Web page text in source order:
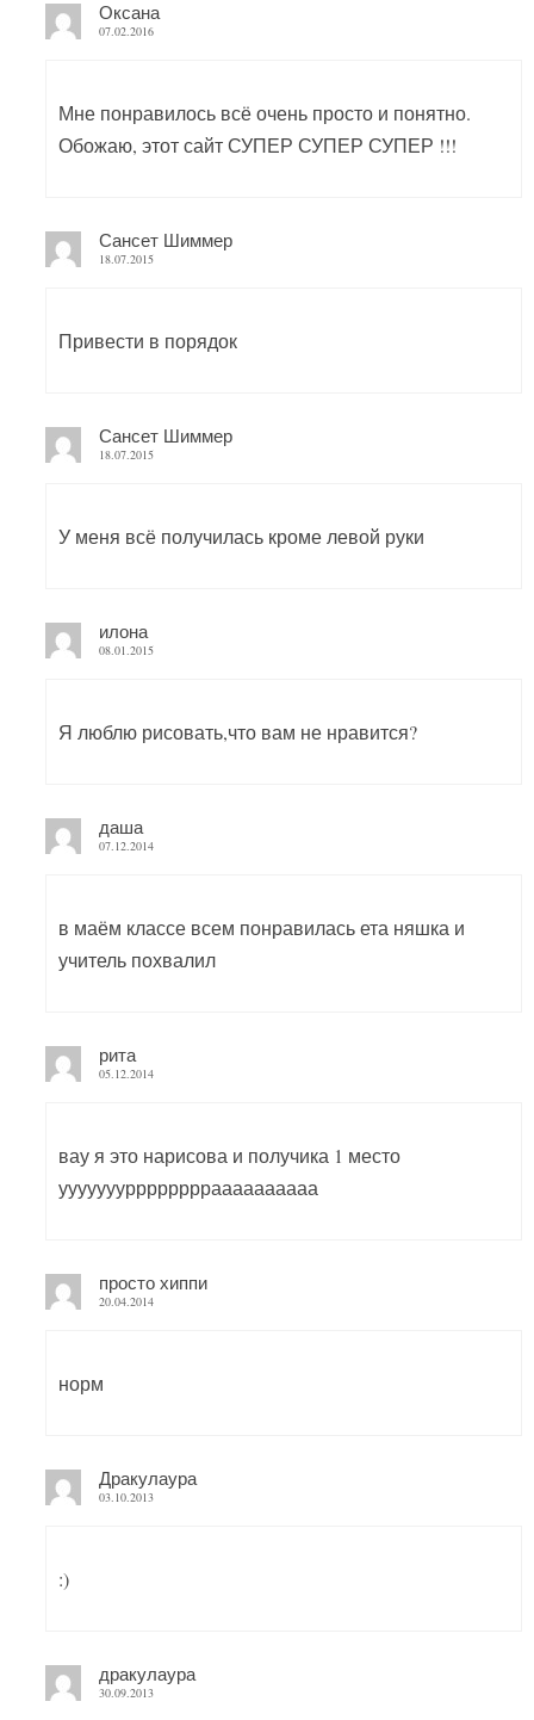
Оксана
07.02.2016
Мне понравилось всё очень просто и понятно.
Обожаю, этот сайт СУПЕР СУПЕР СУПЕР !!!
Сансет Шиммер
18.07.2015
Привести в порядок
Сансет Шиммер
18.07.2015
У меня всё получилась кроме левой руки
илона
08.01.2015
Я люблю рисовать,что вам не нравится?
даша
07.12.2014
в маём классе всем понравилась ета няшка и
учитель похвалил
рита
05.12.2014
вау я это нарисова и получика 1 место
ууууууурррррррраааааааааа
просто хиппи
20.04.2014
норм
Дракулаура
03.10.2013
:)
дракулаура
30.09.2013